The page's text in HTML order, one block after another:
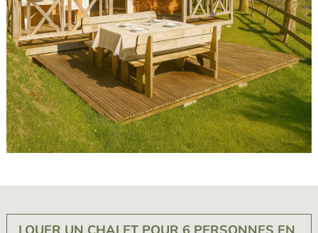
LOUER UN CHALET POUR 6 PERSONNES EN